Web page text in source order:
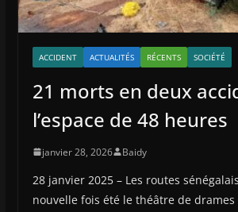
ACCIDENT ACTUALITÉS RÉCENTS SOCIÉTÉ
21 morts en deux
l’espace de 48 heures
janvier 28, 2026 Baidy
28 janvier 2025 – Les routes
nouvelle fois été le théâtre de